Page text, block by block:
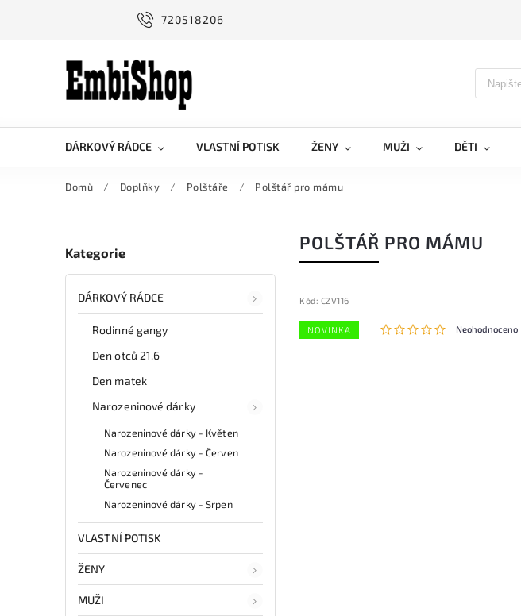
720518206
DÁRKOVÝ RÁDCE VLASTNÍ POTISK ŽENY MUŽI DĚTI
Domů / Doplňky / Polštáře / Polštář pro mámu
Kategorie
DÁRKOVÝ RÁDCE
Rodinné gangy
Den otců 21.6
Den matek
Narozeninové dárky
Narozeninové dárky - Květen
Narozeninové dárky - Červen
Narozeninové dárky -
Červenec
Narozeninové dárky - Srpen
VLASTNÍ POTISK
ŽENY
MUŽI
POLŠTÁŘ PRO MÁMU
Kód: CZV116
NOVINKA Neohodnoceno